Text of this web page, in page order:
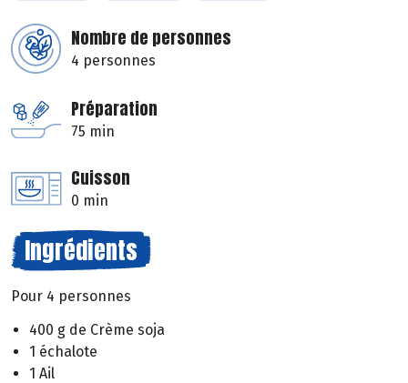
Nombre de personnes
4 personnes
Préparation
75 min
Cuisson
0 min
Ingrédients
Pour 4 personnes
400 g de Crème soja
1 échalote
1 Ail